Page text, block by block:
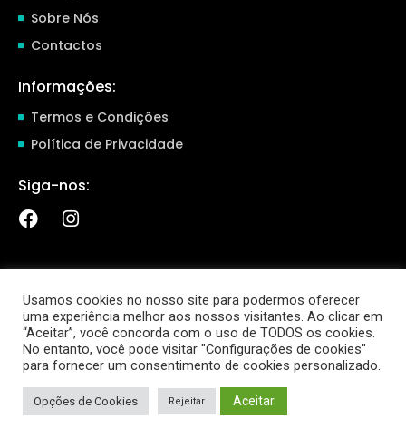
Sobre Nós
Contactos
Informações:
Termos e Condições
Política de Privacidade
Siga-nos:
Copyright 2026 Afonso Camacho, LDA. Todos os direitos Reservados
Usamos cookies no nosso site para podermos oferecer
uma experiência melhor aos nossos visitantes. Ao clicar em
“Aceitar”, você concorda com o uso de TODOS os cookies.
No entanto, você pode visitar "Configurações de cookies"
para fornecer um consentimento de cookies personalizado.
Opções de Cookies Rejeitar Aceitar